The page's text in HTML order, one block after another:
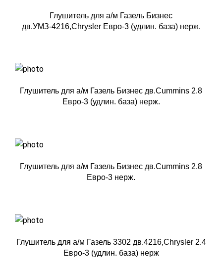
Глушитель для а/м Газель Бизнес
дв.УМЗ-4216,Chrysler Евро-3 (удлин. база) нерж.
Глушитель для а/м Газель Бизнес дв.Cummins 2.8
Евро-3 (удлин. база) нерж.
Глушитель для а/м Газель Бизнес дв.Cummins 2.8
Евро-3 нерж.
Глушитель для а/м Газель 3302 дв.4216,Chrysler 2.4
Евро-3 (удлин. база) нерж